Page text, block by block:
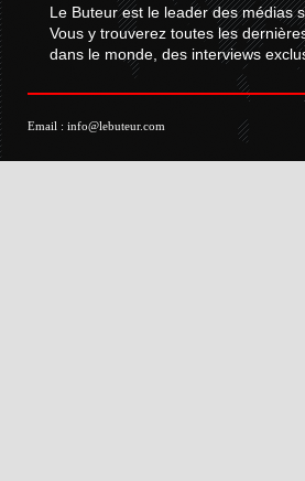
Le Buteur est le leader des médias
Vous y trouverez toutes les
dans le monde, des interviews
Email : info@lebuteur.com